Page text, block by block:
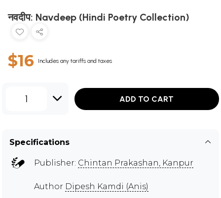
नवदीप: Navdeep (Hindi Poetry Collection)
$16 Includes any tariffs and taxes
1 ADD TO CART
Specifications
Publisher: Chintan Prakashan, Kanpur
Author Dipesh Kamdi (Anis)